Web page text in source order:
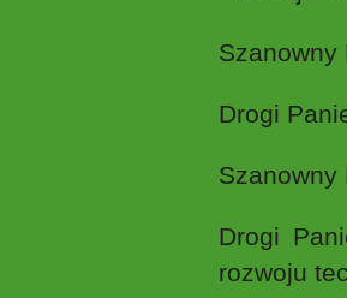
Szanowny
Drogi
Szanowny
Drogi
rozwoju